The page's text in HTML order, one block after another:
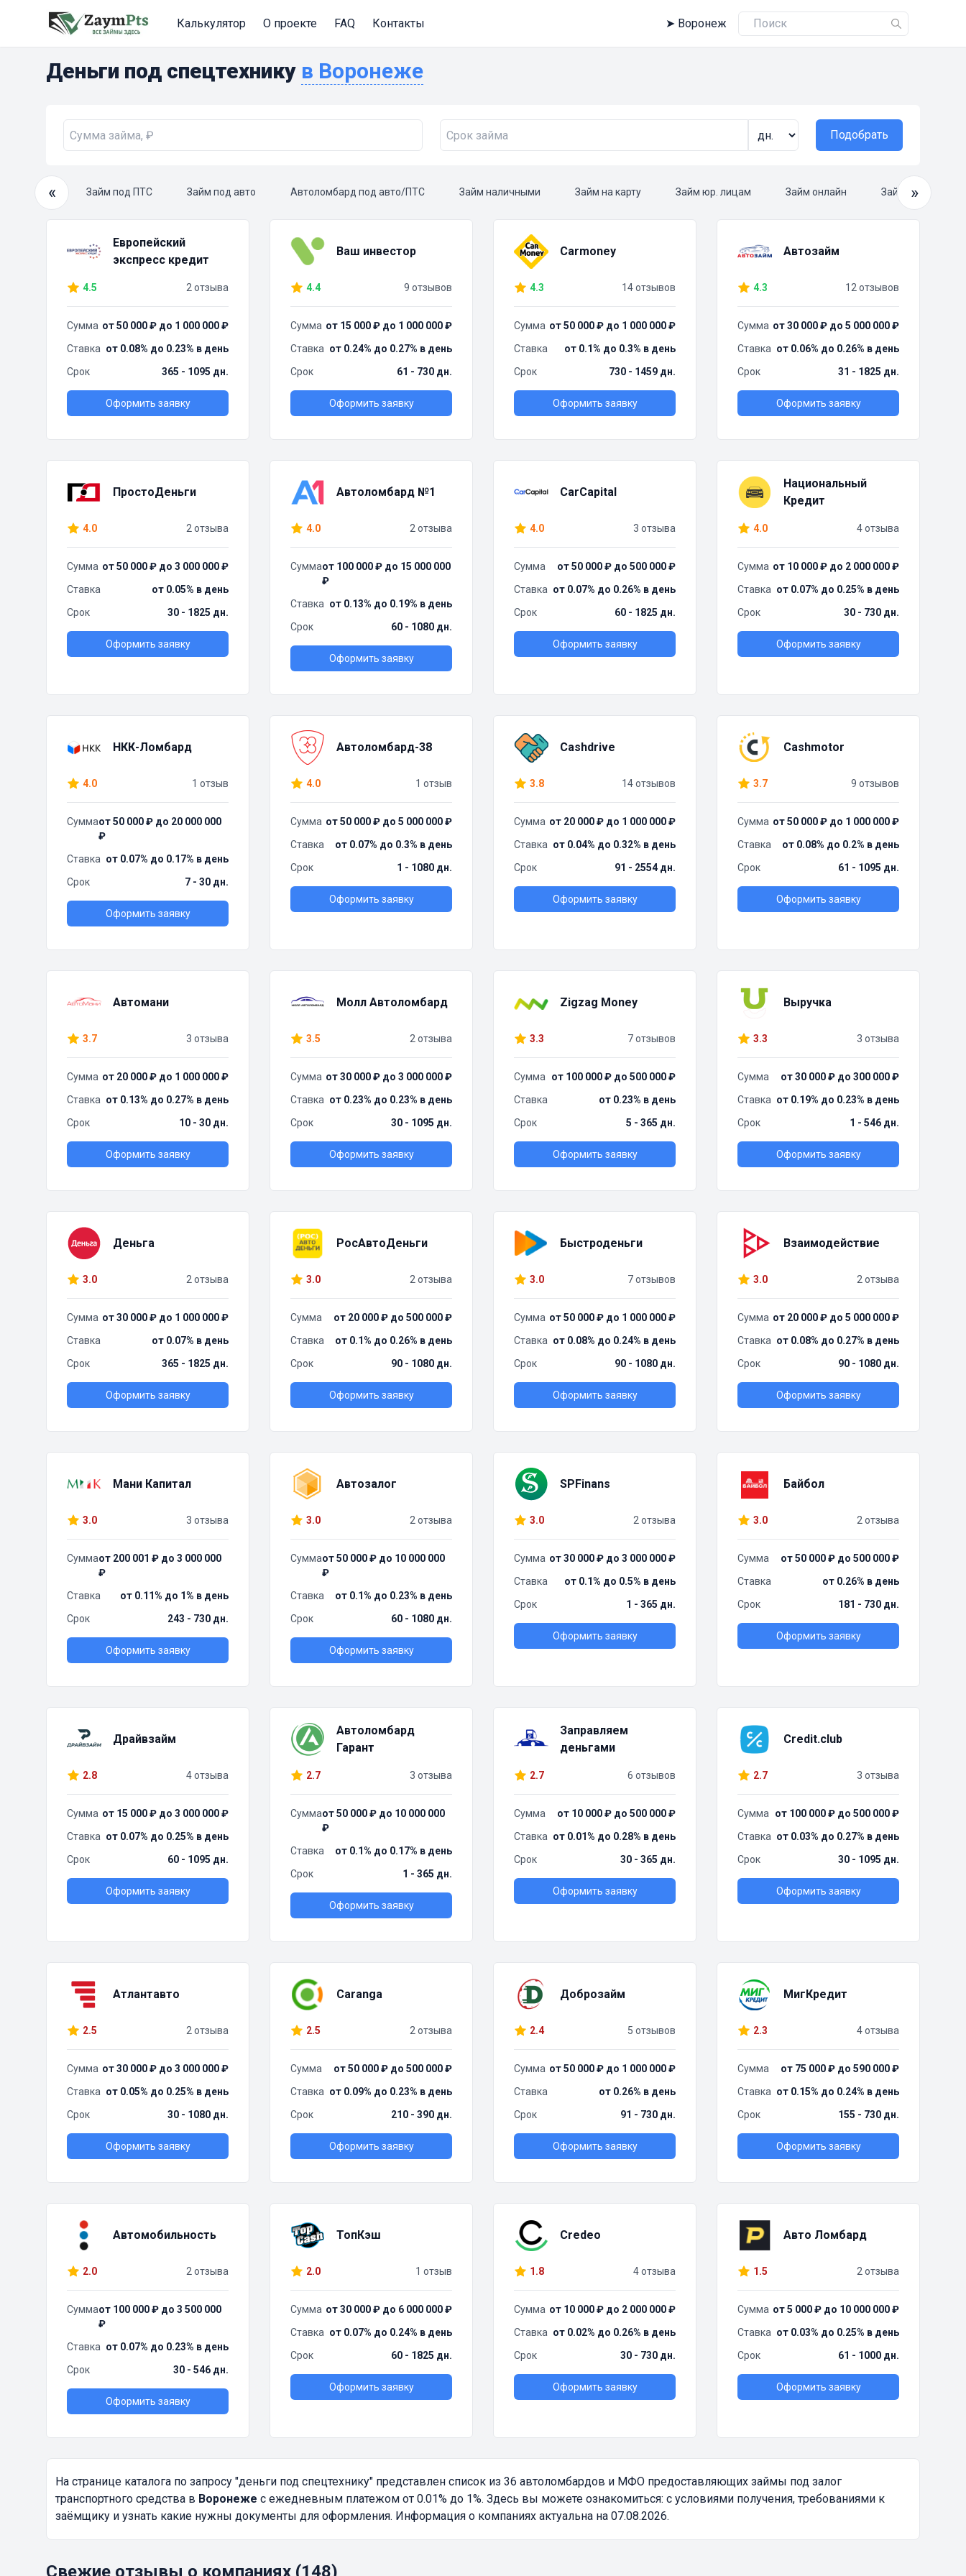
Калькулятор О проекте FAQ Контакты ➤ Воронеж
Деньги под спецтехнику в Воронеже
Подобрать
«
займ Займ под ПТС Займ под авто Автоломбард под авто/ПТС Займ наличными Займ на карту Займ юр. лицам Займ онлайн Займ »
Европейский
экспресс кредит
4.5 2 отзыва
Сумма от 50 000 ₽ до 1 000 000 ₽
Ставка от 0.08% до 0.23% в день
Срок
365 - 1095 дн.
Оформить заявку
Ваш инвестор
4.4 9 отзывов
Сумма от 15 000 ₽ до 1 000 000 ₽
Ставка от 0.24% до 0.27% в день
Срок
61 - 730 дн.
Оформить заявку
Carmoney
4.3 14 отзывов
Сумма от 50 000 ₽ до 1 000 000 ₽
Ставка
от 0.1% до 0.3% в день
Срок
730 - 1459 дн.
Оформить заявку
Автозайм
4.3 12 отзывов
Сумма от 30 000 ₽ до 5 000 000 ₽
Ставка от 0.06% до 0.26% в день
Срок
31 - 1825 дн.
Оформить заявку
ПростоДеньги
4.0 2 отзыва
Сумма от 50 000 ₽ до 3 000 000 ₽
Ставка
от 0.05% в день
Срок
30 - 1825 дн.
Оформить заявку
Автоломбард №1
4.0 2 отзыва
Суммаот 100 000 ₽ до 15 000 000
₽
Ставка от 0.13% до 0.19% в день
Срок
60 - 1080 дн.
Оформить заявку
CarCapital
4.0 3 отзыва
Сумма
от 50 000 ₽ до 500 000 ₽
Ставка от 0.07% до 0.26% в день
Срок
60 - 1825 дн.
Оформить заявку
Национальный
Кредит
4.0 4 отзыва
Сумма от 10 000 ₽ до 2 000 000 ₽
Ставка от 0.07% до 0.25% в день
Срок
30 - 730 дн.
Оформить заявку
НКК-Ломбард
4.0 1 отзыв
Суммаот 50 000 ₽ до 20 000 000
₽
Ставка от 0.07% до 0.17% в день
Срок
7 - 30 дн.
Оформить заявку
Автоломбард-38
4.0 1 отзыв
Сумма от 50 000 ₽ до 5 000 000 ₽
Ставка
от 0.07% до 0.3% в день
Срок
1 - 1080 дн.
Оформить заявку
Cashdrive
3.8 14 отзывов
Сумма от 20 000 ₽ до 1 000 000 ₽
Ставка от 0.04% до 0.32% в день
Срок
91 - 2554 дн.
Оформить заявку
Cashmotor
3.7 9 отзывов
Сумма от 50 000 ₽ до 1 000 000 ₽
Ставка
от 0.08% до 0.2% в день
Срок
61 - 1095 дн.
Оформить заявку
Автомани
3.7 3 отзыва
Сумма от 20 000 ₽ до 1 000 000 ₽
Ставка от 0.13% до 0.27% в день
Срок
10 - 30 дн.
Оформить заявку
Молл Автоломбард
3.5 2 отзыва
Сумма от 30 000 ₽ до 3 000 000 ₽
Ставка от 0.23% до 0.23% в день
Срок
30 - 1095 дн.
Оформить заявку
Zigzag Money
3.3 7 отзывов
Сумма
от 100 000 ₽ до 500 000 ₽
Ставка
от 0.23% в день
Срок
5 - 365 дн.
Оформить заявку
Выручка
3.3 3 отзыва
Сумма
от 30 000 ₽ до 300 000 ₽
Ставка от 0.19% до 0.23% в день
Срок
1 - 546 дн.
Оформить заявку
Деньга
3.0 2 отзыва
Сумма от 30 000 ₽ до 1 000 000 ₽
Ставка
от 0.07% в день
Срок
365 - 1825 дн.
Оформить заявку
РосАвтоДеньги
3.0 2 отзыва
Сумма
от 20 000 ₽ до 500 000 ₽
Ставка
от 0.1% до 0.26% в день
Срок
90 - 1080 дн.
Оформить заявку
Быстроденьги
3.0 7 отзывов
Сумма от 50 000 ₽ до 1 000 000 ₽
Ставка от 0.08% до 0.24% в день
Срок
90 - 1080 дн.
Оформить заявку
Взаимодействие
3.0 2 отзыва
Сумма от 20 000 ₽ до 5 000 000 ₽
Ставка от 0.08% до 0.27% в день
Срок
90 - 1080 дн.
Оформить заявку
Мани Капитал
3.0 3 отзыва
Суммаот 200 001 ₽ до 3 000 000
₽
Ставка
от 0.11% до 1% в день
Срок
243 - 730 дн.
Оформить заявку
Автозалог
3.0 2 отзыва
Суммаот 50 000 ₽ до 10 000 000
₽
Ставка
от 0.1% до 0.23% в день
Срок
60 - 1080 дн.
Оформить заявку
SPFinans
3.0 2 отзыва
Сумма от 30 000 ₽ до 3 000 000 ₽
Ставка
от 0.1% до 0.5% в день
Срок
1 - 365 дн.
Оформить заявку
Байбол
3.0 2 отзыва
Сумма
от 50 000 ₽ до 500 000 ₽
Ставка
от 0.26% в день
Срок
181 - 730 дн.
Оформить заявку
Драйвзайм
2.8 4 отзыва
Сумма от 15 000 ₽ до 3 000 000 ₽
Ставка от 0.07% до 0.25% в день
Срок
60 - 1095 дн.
Оформить заявку
Автоломбард
Гарант
2.7 3 отзыва
Суммаот 50 000 ₽ до 10 000 000
₽
Ставка
от 0.1% до 0.17% в день
Срок
1 - 365 дн.
Оформить заявку
Заправляем
деньгами
2.7 6 отзывов
Сумма
от 10 000 ₽ до 500 000 ₽
Ставка от 0.01% до 0.28% в день
Срок
30 - 365 дн.
Оформить заявку
Credit.club
2.7 3 отзыва
Сумма
от 100 000 ₽ до 500 000 ₽
Ставка от 0.03% до 0.27% в день
Срок
30 - 1095 дн.
Оформить заявку
Атлантавто
2.5 2 отзыва
Сумма от 30 000 ₽ до 3 000 000 ₽
Ставка от 0.05% до 0.25% в день
Срок
30 - 1080 дн.
Оформить заявку
Caranga
2.5 2 отзыва
Сумма
от 50 000 ₽ до 500 000 ₽
Ставка от 0.09% до 0.23% в день
Срок
210 - 390 дн.
Оформить заявку
Доброзайм
2.4 5 отзывов
Сумма от 50 000 ₽ до 1 000 000 ₽
Ставка
от 0.26% в день
Срок
91 - 730 дн.
Оформить заявку
МигКредит
2.3 4 отзыва
Сумма
от 75 000 ₽ до 590 000 ₽
Ставка от 0.15% до 0.24% в день
Срок
155 - 730 дн.
Оформить заявку
Автомобильность
2.0 2 отзыва
Суммаот 100 000 ₽ до 3 500 000
₽
Ставка от 0.07% до 0.23% в день
Срок
30 - 546 дн.
Оформить заявку
ТопКэш
2.0 1 отзыв
Сумма от 30 000 ₽ до 6 000 000 ₽
Ставка от 0.07% до 0.24% в день
Срок
60 - 1825 дн.
Оформить заявку
Credeo
1.8 4 отзыва
Сумма от 10 000 ₽ до 2 000 000 ₽
Ставка от 0.02% до 0.26% в день
Срок
30 - 730 дн.
Оформить заявку
Авто Ломбард
1.5 2 отзыва
Сумма от 5 000 ₽ до 10 000 000 ₽
Ставка от 0.03% до 0.25% в день
Срок
61 - 1000 дн.
Оформить заявку
На странице каталога по запросу "деньги под спецтехнику" представлен список из 36 автоломбардов и МФО предоставляющих займы под залог
транспортного средства в Воронеже с ежедневным платежом от 0.01% до 1%. Здесь вы можете ознакомиться: с условиями получения, требованиями к
заёмщику и узнать какие нужны документы для оформления. Информация о компаниях актуальна на 07.08.2026.
Свежие отзывы о компаниях (148)